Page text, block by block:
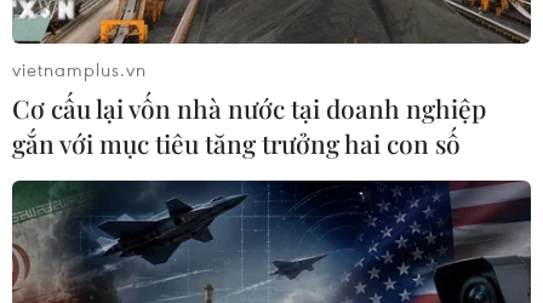
Quảng Ninh lập chốt kiểm soát tại khu
vietnamplus.vn
Cơ cấu lại vốn nhà nước tại doanh nghiệp
gắn với mục tiêu tăng trưởng hai con số